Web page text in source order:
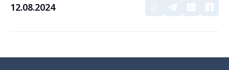
12.08.2024